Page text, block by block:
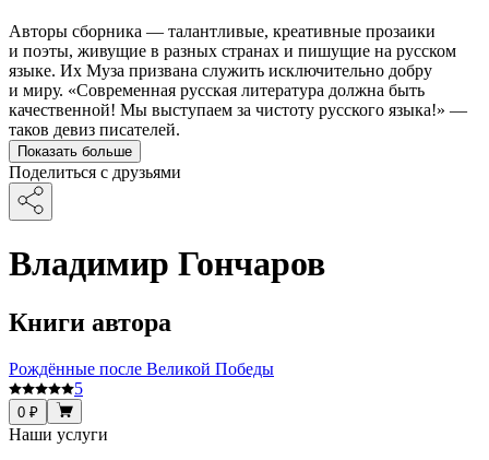
Авторы сборника — талантливые, креативные прозаики
и поэты, живущие в разных странах и пишущие на русском
языке. Их Муза призвана служить исключительно добру
и миру. «Современная русская литература должна быть
качественной! Мы выступаем за чистоту русского языка!» —
таков девиз писателей.
Показать больше
Поделиться с друзьями
Владимир Гончаров
Книги автора
Рождённые после Великой Победы
5
0 ₽
Наши услуги